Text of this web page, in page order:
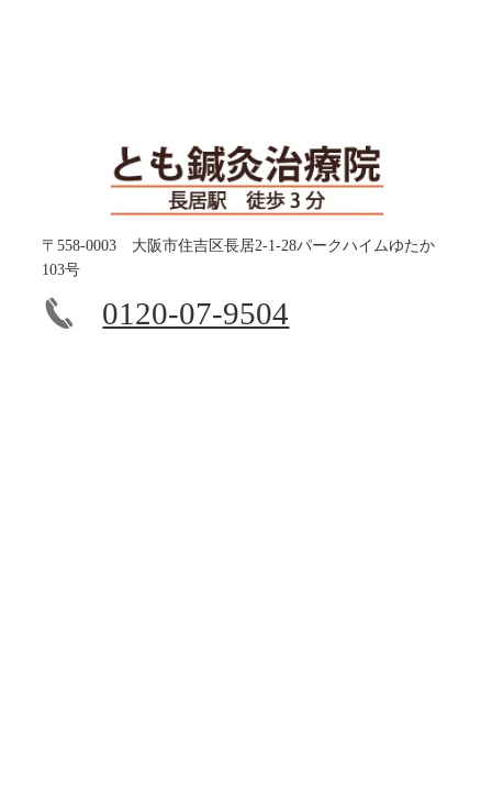
〒558-0003 大阪市住吉区長居2-1-28パークハイムゆたか
103号
0120-07-9504